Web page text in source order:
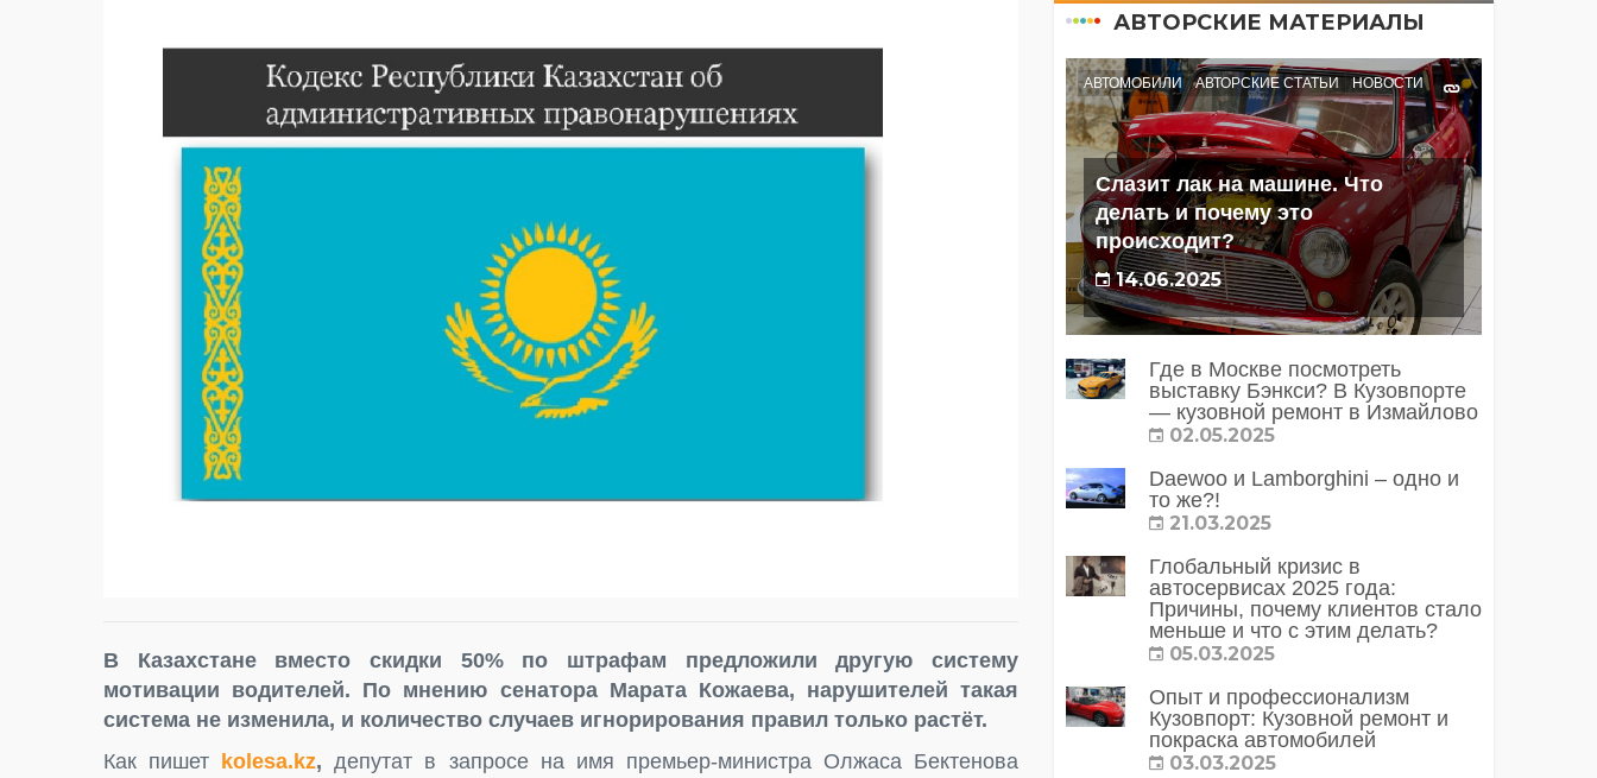
В Казахстане вместо скидки 50% по штрафам предложили другую систему
мотивации водителей. По мнению сенатора Марата Кожаева, нарушителей такая
система не изменила, и количество случаев игнорирования правил только растёт.
Как пишет
kolesa.kz, депутат в запросе на имя премьер-министра Олжаса Бектенова
АВТОРСКИЕ МАТЕРИАЛЫ
АВТОМОБИЛИ АВТОРСКИЕ СТАТЬИ НОВОСТИ
Слазит лак на машине. Что
делать и почему это
происходит?
14.06.2025
Где в Москве посмотреть
выставку Бэнкси? В Кузовпорте
— кузовной ремонт в Измайлово
02.05.2025
Daewoo и Lamborghini – одно и
то же?!
21.03.2025
Глобальный кризис в
автосервисах 2025 года:
Причины, почему клиентов стало
меньше и что с этим делать?
05.03.2025
Опыт и профессионализм
Кузовпорт: Кузовной ремонт и
покраска автомобилей
03.03.2025